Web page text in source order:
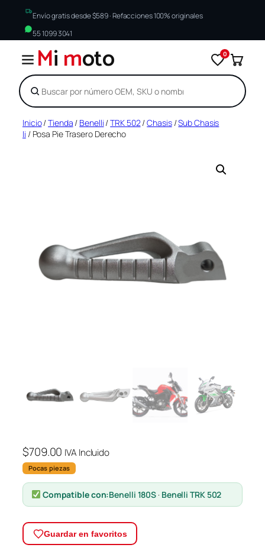
Envío gratis desde $589 · Refacciones 100% originales
55 1099 3041
Mimoto 0
SaltarInicio/Tienda / Benelli /TRK 502/Chasis/Sub Chasis
Ii / Posa Pie Trasero Derecho
$709.00 IVA Incluido
Pocas piezas
Compatible con:Benelli 180S · Benelli TRK 502
Guardar en favoritos